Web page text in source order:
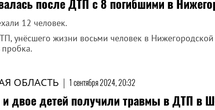
12 человек.
унёсшего жизни восьми человек в Нижегородской
ОБЛАСТЬ | 1 сентября 2024, 20:32
двое детей получили травмы в ДТП в